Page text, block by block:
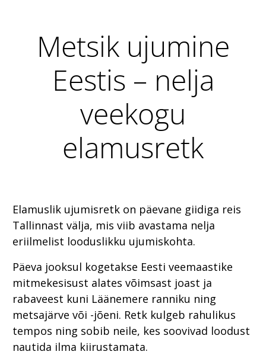
Metsik ujumine
Eestis – nelja
veekogu
elamusretk
Elamuslik ujumisretk on päevane giidiga reis
Tallinnast välja, mis viib avastama nelja
eriilmelist looduslikku ujumiskohta.
Päeva jooksul kogetakse Eesti veemaastike
mitmekesisust alates võimsast joast ja
rabaveest kuni Läänemere ranniku ning
metsajärve või -jõeni. Retk kulgeb rahulikus
tempos ning sobib neile, kes soovivad loodust
nautida ilma kiirustamata.